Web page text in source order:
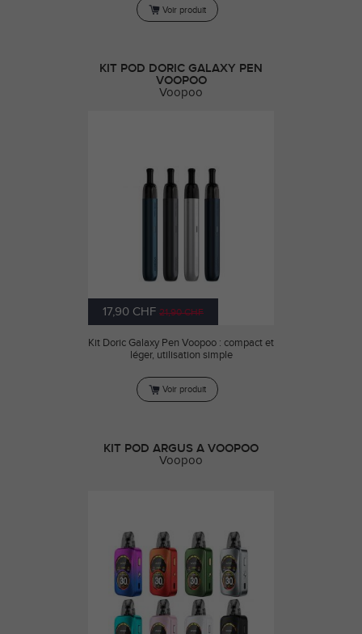
Voir produit
KIT POD DORIC GALAXY PEN
VOOPOO
Voopoo
17,90 CHF 21,90 CHF
Kit Doric Galaxy Pen Voopoo : compact et
léger, utilisation simple
Voir produit
KIT POD ARGUS A VOOPOO
Voopoo